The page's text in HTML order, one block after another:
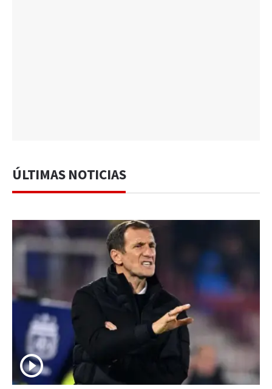
ÚLTIMAS NOTICIAS